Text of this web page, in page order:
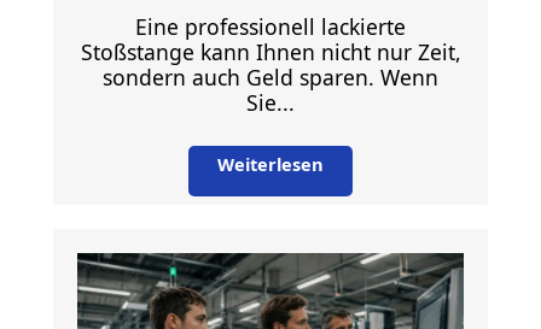
Eine professionell lackierte
Stoßstange kann Ihnen nicht nur Zeit,
sondern auch Geld sparen. Wenn
Sie...
Weiterlesen